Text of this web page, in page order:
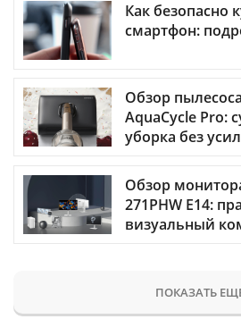
Как безопасно
смартфон:
Обзор
AquaCycle Pro:
уборка без
Обзор
271PHW E14:
визуальный
ПОКАЗАТЬ